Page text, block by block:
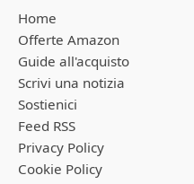
Home
Offerte Amazon
Guide all'acquisto
Scrivi una notizia
Sostienici
Feed RSS
Privacy Policy
Cookie Policy